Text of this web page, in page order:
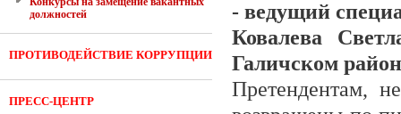
должностей
ПРОТИВОДЕЙСТВИЕ КОРРУПЦИИ
ПРЕСС-ЦЕНТР
- ведущий
Ковалева
Галичском
Претендентам,